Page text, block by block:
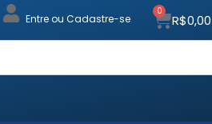
Entre ou Cadastre-se R$0,00
0